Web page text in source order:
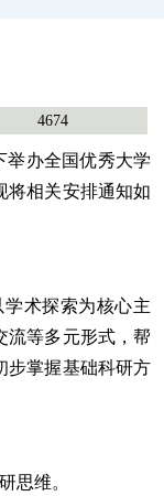
4674
举办全国优秀大学
将相关安排通知如
术探索为核心主
流等多元形式，帮
步掌握基础科研方
思维。